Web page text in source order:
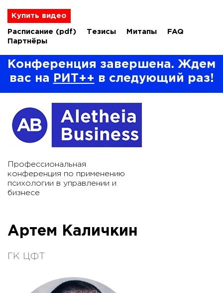
Купить видео
Расписание (pdf) Тезисы Митапы
FAQ
Партнёры
Конференция завершена. Ждем
вас на
РИТ++ в следующий раз!
Профессиональная
конференция по применению
психологии в управлении и
бизнесе
Артем Каличкин
ГК ЦФТ